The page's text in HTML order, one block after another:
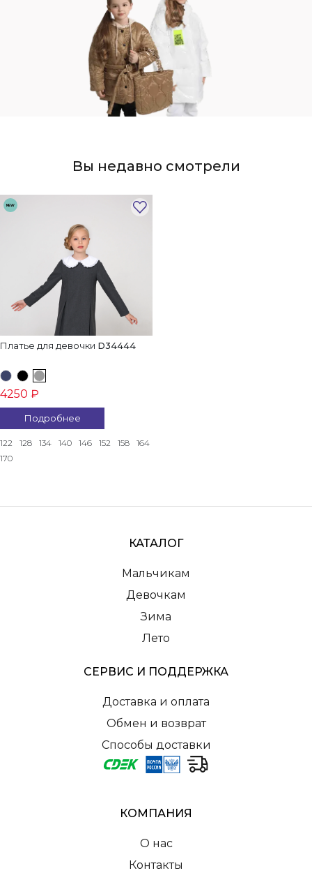
Вы недавно смотрели
NEW
Платье для девочки D34444
4250 ₽
Подробнее
122 128 134 140 146 152 158
164
170
КАТАЛОГ
Мальчикам
Девочкам
Зима
Лето
СЕРВИС И ПОДДЕРЖКА
Доставка и оплата
Обмен и возврат
Способы доставки
КОМПАНИЯ
О нас
Контакты